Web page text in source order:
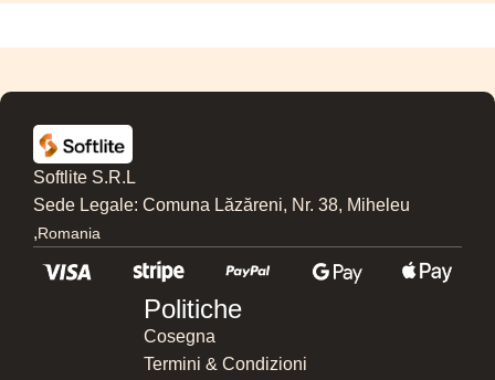
Softlite S.R.L
Sede Legale: Comuna Lăzăreni, Nr. 38, Miheleu
,Romania
Politiche
Cosegna
Termini & Condizioni